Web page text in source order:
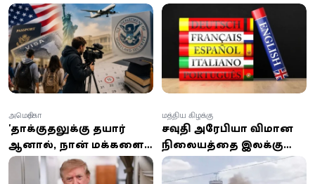
மாற்றம்: வெளிநாட்டு
மாணவர்கள் மற்றும்
ஊடகவியலாளர்களுக்கு
புதிய கட்டுப்பாடுகள்
இளமையாகுமா? ஆய்வு
சொல்வது என்ன?
'தாக்குதலுக்கு தயார்
ஆனால், நான் மக்களைக்
கொல்ல விரும்பவில்லை'
– ஈரானுடன்
அமெரிக்கா
சவுதி அரேபியா விமான
நிலையத்தை இலக்கு
வைத்து ஏவுகணை
மற்றும் ட்ரோன்
மத்திய கிழக்கு